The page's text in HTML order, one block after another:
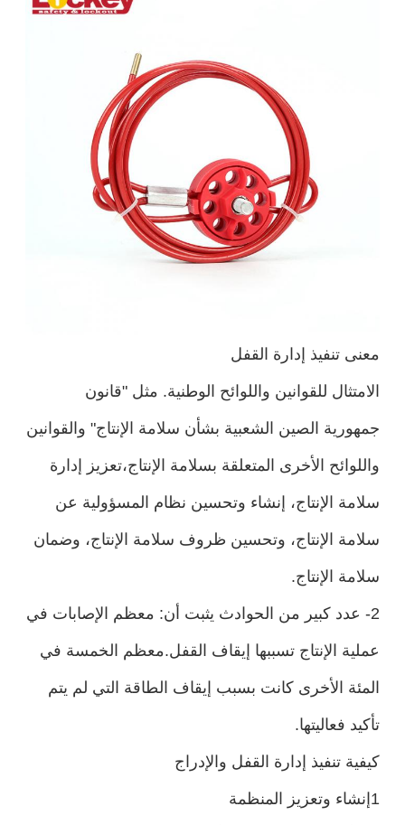
معنى تنفيذ إدارة القفل
الامتثال للقوانين واللوائح الوطنية. مثل "قانون
جمهورية الصين الشعبية بشأن سلامة الإنتاج" والقوانين
واللوائح الأخرى المتعلقة بسلامة الإنتاج،تعزيز إدارة
سلامة الإنتاج، إنشاء وتحسين نظام المسؤولية عن
سلامة الإنتاج، وتحسين ظروف سلامة الإنتاج، وضمان
سلامة الإنتاج.
2- عدد كبير من الحوادث يثبت أن: معظم الإصابات في
عملية الإنتاج تسببها إيقاف القفل.معظم الخمسة في
المئة الأخرى كانت بسبب إيقاف الطاقة التي لم يتم
تأكيد فعاليتها.
كيفية تنفيذ إدارة القفل والإدراج
1إنشاء وتعزيز المنظمة